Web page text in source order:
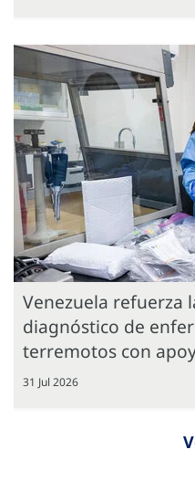
Venezuela refuerza
diagnóstico de
terremotos con
31 Jul 2026